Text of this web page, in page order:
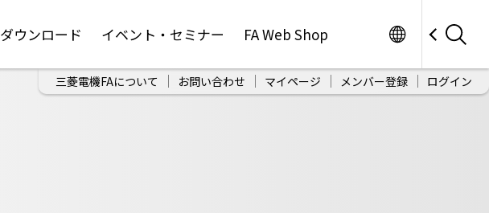
ダウンロード イベント・セミナー FA Web Shop
三菱電機FAについて お問い合わせ マイページ メンバー登録 ログイン